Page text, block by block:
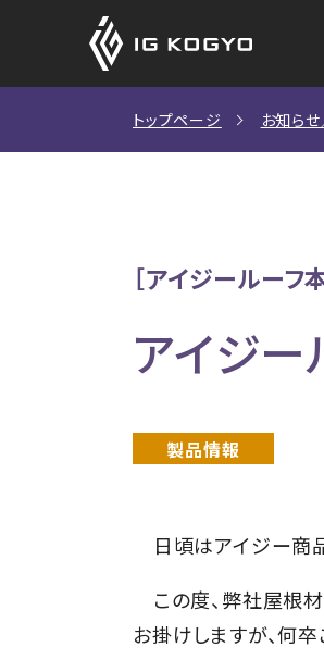
カー鉄
トップページ お知ら
［アイジールー
アイジ
製品情報
日頃はアイジー商
この度、弊社屋根
お掛けしますが、何